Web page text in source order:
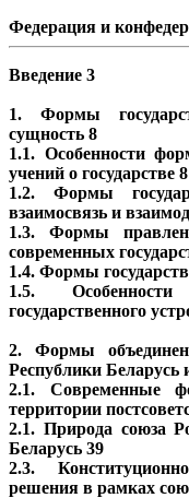
Федерация и
Введение 3
1. Формы
сущность 8
1.1. Особенности
учений о государстве 8
1.2. Формы
взаимосвязь и
1.3. Формы
современных
1.4. Формы
1.5.
государственного
2. Формы
Республики Беларусь
2.1. Современные
территории
2.1. Природа союза
Беларусь 39
2.3.
решения в рамках